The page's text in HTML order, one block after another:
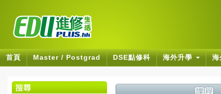
首頁 Master / Postgrad DSE點修科 海外升學